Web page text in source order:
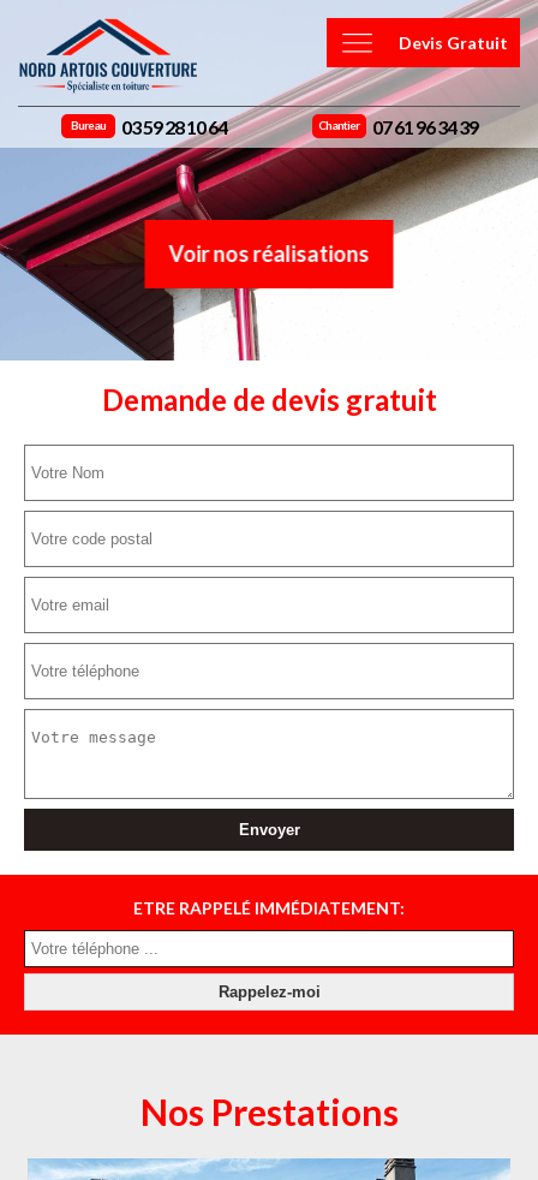
Devis Gratuit
Bureau 03 59 28 10 64 Chantier 07 61 96 34 39
Voir nos réalisations
Demande de devis gratuit
ETRE RAPPELÉ IMMÉDIATEMENT:
Nos Prestations